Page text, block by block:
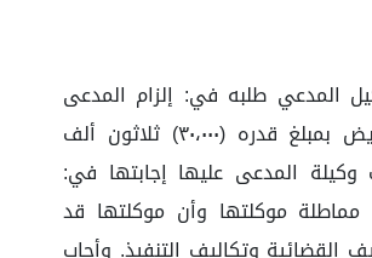
المدعي طلبه في: إلزام المدعى
عليها بالتعويض بمبلغ قدره (٣٠،٠٠٠) ثلاثون ألف
وكيلة المدعى عليها إجابتها في:
موكلتها وأن موكلتها قد
القضائية وتكاليف التنفيذ. وأجاب